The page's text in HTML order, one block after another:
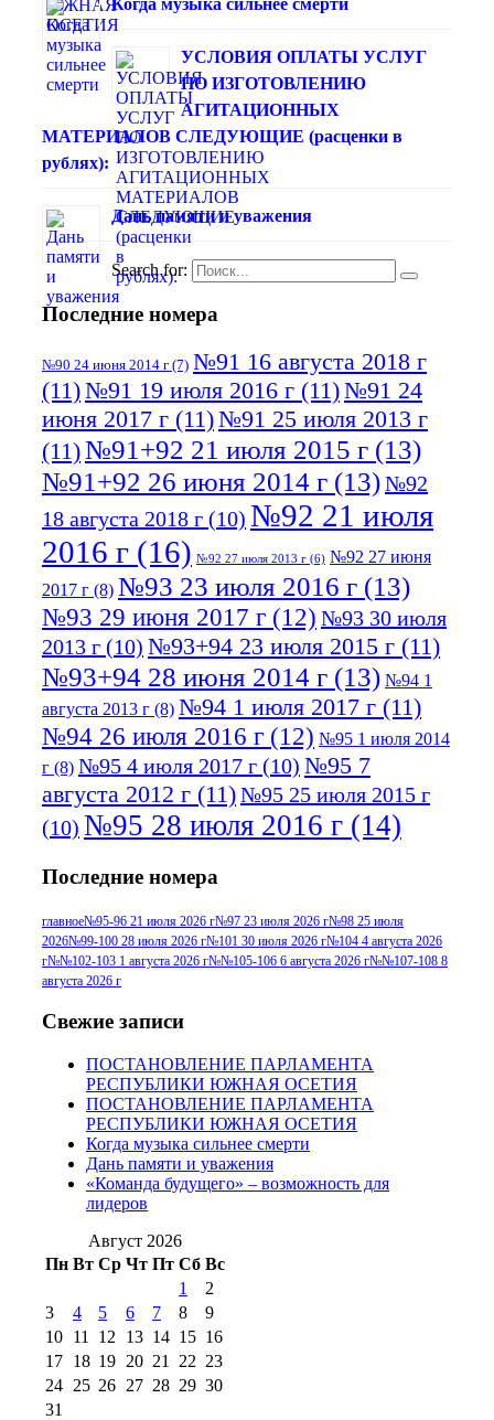
УСЛОВИЯ ОПЛАТЫ УСЛУГ
ПО ИЗГОТОВЛЕНИЮ
АГИТАЦИОННЫХ
МАТЕРИАЛОВ СЛЕДУЮЩИЕ (расценки в
рублях):
Дань памяти и уважения
Search for:
Последние номера
№90 24 июня 2014 г (7) №91 16 августа 2018 г
(11)№91 19 июля 2016 г (11)№91 24
июня 2017 г (11)№91 25 июля 2013 г
(11)№91+92 21 июля 2015 г (13)
№91+92 26 июня 2014 г (13)№92
18 августа 2018 г (10) №92 21 июля
2016 г (16) №92 27 июля 2013 г (6) №92 27 июня
2017 г (8) №93 23 июля 2016 г (13)
№93 29 июня 2017 г (12) №93 30 июля
2013 г (10) №93+94 23 июля 2015 г (11)
№93+94 28 июня 2014 г (13) №94 1
августа 2013 г (8) №94 1 июля 2017 г (11)
№94 26 июля 2016 г (12) №95 1 июля 2014
г (8) №95 4 июля 2017 г (10) №95 7
августа 2012 г (11)№95 25 июля 2015 г
(10) №95 28 июля 2016 г (14)
июля 2017 г(11)№96 9 августа 2012
г(13) №96 28 июля 2015 г(9) №96+97 3
июля 2014 г(10)№96+97 30 июля
2016 г(13)
июля 2017 г
2012 г(15)№97 30 июля 2015 г
(15)№98 1 августа 2015 г(10)№98 2
августа 2016 г(10)№98 5 июля 2014 г
№98 8 августа 2013 г(9) №98 14
августа 2012 г(14) №98+99 11 июля
2017 г(9)
2016 г(12) №99 8 июля 2014 г
августа 2012 г(11)
августа 2013 г
(12)
Последние номера
главное№95-96 21 июля 2026 г№97 23 июля 2026 г№98 25 июля
2026№99-100 28 июля 2026 г№101 30 июля 2026 г№104 4 августа 2026
г№№102-103 1 августа 2026 г№№105-106 6 августа 2026 г№№107-108 8
августа 2026 г
Свежие записи
ПОСТАНОВЛЕНИЕ ПАРЛАМЕНТА
РЕСПУБЛИКИ ЮЖНАЯ ОСЕТИЯ
ПОСТАНОВЛЕНИЕ ПАРЛАМЕНТА
РЕСПУБЛИКИ ЮЖНАЯ ОСЕТИЯ
Когда музыка сильнее смерти
Дань памяти и уважения
«Команда будущего» – возможность для
лидеров
Август 2026
Пн Вт Ср Чт Пт Сб Вс
1
2
3
4 5 6 7 8
9
10 11 12 13 14 15 16
17 18 19 20 21 22 23
24 25 26 27 28 29 30
31